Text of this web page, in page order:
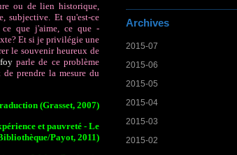
Archives
2015-07
2015-06
2015-05
2015-04
2015-03
2015-02
ou de lien historique,
subjective. Et qu'est-ce
que j'aime, ce que -
Et si je privilégie une
le souvenir heureux de
parle de ce problème
prendre la mesure du
(Grasset, 2007)
et pauvreté - Le
Payot, 2011)